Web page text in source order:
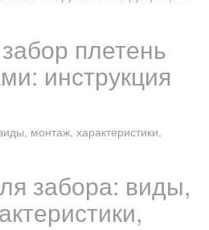
плетень
инструкция
забора: виды,